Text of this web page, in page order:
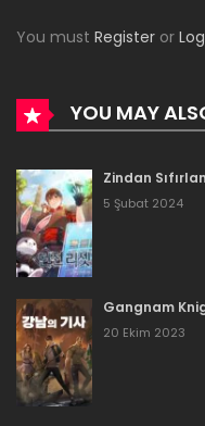
1 Ocak 2023
1 Ocak 2023
Bölüm 108
1 Ocak 2023
Bölüm 107
1 Ocak 2023
You must Register or
YOU MAY
Zindan
5 Şubat 2024
Gangnam
20 Ekim 2023